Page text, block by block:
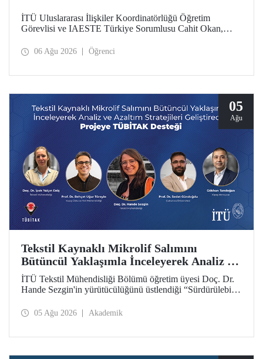
İTÜ Uluslararası İlişkiler Koordinatörlüğü Öğretim
Görevlisi ve IAESTE Türkiye Sorumlusu Cahit Okan,
Temmuz tarihlerinde ABD’de dünyanın önde gelen
06 Ağu 2026 Öğrenci
05
Ağu
Tekstil Kaynaklı Mikrolif Salımını
Bütüncül Yaklaşımla İnceleyerek Analiz ve
Azaltım Stratejileri Geliştirecek Projeye
TÜBİTAK Desteği
İTÜ Tekstil Mühendisliği Bölümü öğretim üyesi Doç. Dr.
Hande Sezgin'in yürütücülüğünü üstlendiği “Sürdürülebilir
Koşullarına Bağlı Mikrolif Salımı: Aşınma, UV Maruziyeti
kapsamında desteklenmeye hak kazandı.
05 Ağu 2026 Akademik